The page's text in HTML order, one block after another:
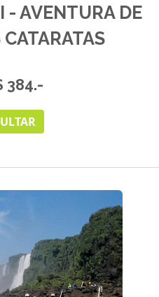
- AVENTURA DE
384.-